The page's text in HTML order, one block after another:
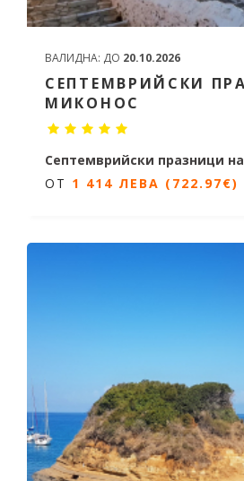
ВАЛИДНА: ДО 20.10.2026
СЕПТЕМВРИЙСКИ
МИКОНОС
Септемврийски празници
5 дни / 4 нощувки
ОТ 1 414 ЛЕВА (722.97€)